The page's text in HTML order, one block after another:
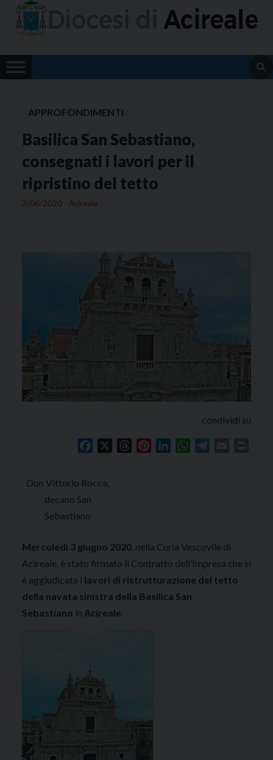
Skip
APPROFONDIMENTI
Basilica San Sebastiano,
consegnati i lavori per il
ripristino del tetto
3/06/2020 - Acireale
condividi su
Facebook ThreadsPinterestLinkedInWhatsApp
Don Vittorio Rocca,
decano San
Sebastiano
Mercoledì 3 giugno 2020 , nella Curia Vescovile di
Acireale, è stato firmato il Contratto dell’Impresa che si
è aggiudicata i lavori di ristrutturazione del tetto
della navata sinistra della Basilica San
Sebastiano in Acireale.